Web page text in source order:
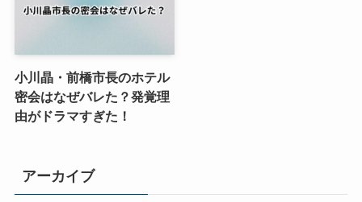
小川晶・前橋市長のホテル
密会はなぜバレた？発覚理
由がドラマすぎた！
アーカイブ